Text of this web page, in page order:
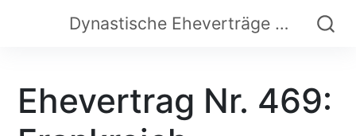
Dynastische Eheverträge der Frühen Neuzeit
Ehevertrag Nr. 469: